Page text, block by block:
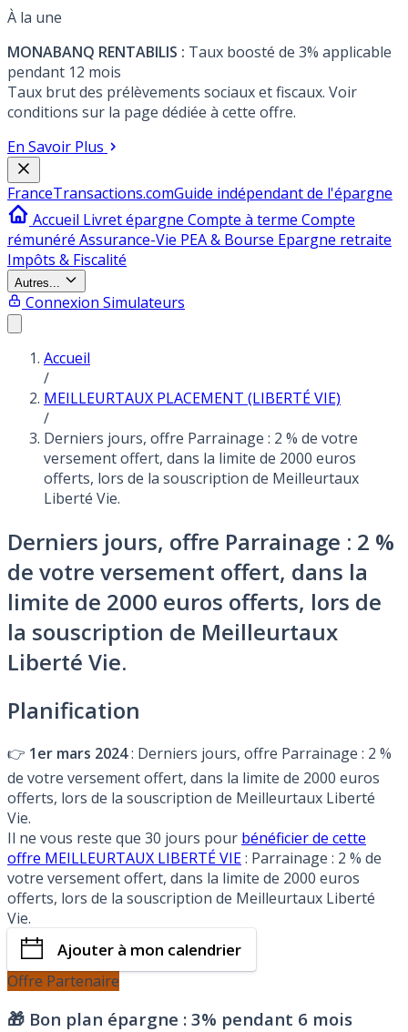
À la une
MONABANQ RENTABILIS : Taux boosté de 3% applicable
pendant 12 mois
Taux brut des prélèvements sociaux et fiscaux. Voir
conditions sur la page dédiée à cette offre.
En Savoir Plus
FranceTransactions.comGuide indépendant de l'épargne
Accueil Livret épargne Compte à terme Compte
rémunéré Assurance-Vie PEA & Bourse Epargne retraite
Impôts & Fiscalité
Autres...
Connexion Simulateurs
Accueil
/
MEILLEURTAUX PLACEMENT (LIBERTÉ VIE)
/
Derniers jours, offre Parrainage : 2 % de votre
versement offert, dans la limite de 2000 euros
offerts, lors de la souscription de Meilleurtaux
Liberté Vie.
Derniers jours, offre Parrainage : 2 %
de votre versement offert, dans la
limite de 2000 euros offerts, lors de
la souscription de Meilleurtaux
Liberté Vie.
Planification
👉 1er mars 2024: Derniers jours, offre Parrainage : 2 %
de votre versement offert, dans la limite de 2000 euros
offerts, lors de la souscription de Meilleurtaux Liberté
Vie.
Il ne vous reste que 30 jours pour bénéficier de cette
offre MEILLEURTAUX LIBERTÉ VIE: Parrainage : 2 % de
votre versement offert, dans la limite de 2000 euros
offerts, lors de la souscription de Meilleurtaux Liberté
Vie.
Ajouter à mon calendrier
Offre Partenaire
🎁 Bon plan épargne : 3% pendant 6 mois